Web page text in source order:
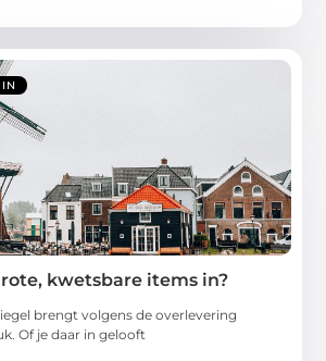
kwetsbare items in?
brengt volgens de overlevering
Of je daar in gelooft